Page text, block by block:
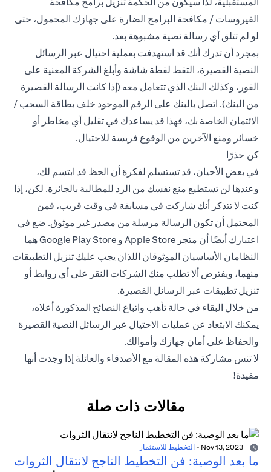
الفيروسات / مكافحة البرامج الضارة على جهازك المحمول، حتى
لو لم تتلق أي رسالة نصية مشبوهة بعد.
بمجرد أن تدرك أنك قد استهدفت بعملية احتيال عبر الرسائل
النصية القصيرة، التقط لقطة شاشة وأبلغ الشركة المعنية على
الفور، وكذلك البنك الذي تتعامل معه (إذا كانت الرسالة القصيرة
من البنك). اتصل بالبنك على الرقم الموجود خلف بطاقة السحب /
الائتمان الخاصة بك، فهذا قد يساعدك في تقليل أي مخاطر أو
خسائر ومنع الآخرين من الوقوع فريسة للاحتيال.
كن حذرًا
في بعض الأحيان، قد تستسلم لفكرة أن الحظ قد ابتسم لك،
وعندها لن تستطيع منع نفسك من الرد للمطالبة بالجائزة. لكن، إذا
كنت لا تتذكر أنك شاركت في مسابقة في وقت قريب، فمن
المحتمل أن تكون الرسالة مرسلة من مصدر غير موثوق. ضع في
اعتبارك أيضًا أن متجر Apple Store و Google Play Store هما
النظامان الأساسيان الموثوقان اللذان يجب عليك تنزيل التطبيقات
منهما، ويفترض ألا تطلب منك الشركات النقر على أي روابط أو
تنزيل تطبيقات عبر الرسائل القصيرة.
من خلال البقاء في حالة تأهب واتباع النصائح المذكورة أعلاه،
يمكنك الابتعاد عن عمليات الاحتيال عبر الرسائل النصية القصيرة
والحفاظ على أمان جهازك وأموالك.
لا تنس مشاركة هذه المقالة مع الأصدقاء والعائلة إذا وجدت أنها
مفيدة!
مقالات ذات صلة
- التخطيط للاستثمار
ما بعد الوصية: فن التخطيط الناجح لانتقال الثروات